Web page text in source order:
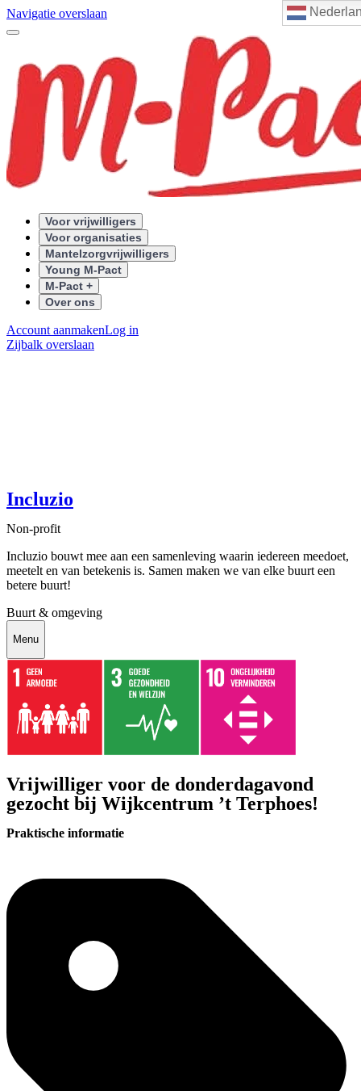
Navigatie overslaan
Voor vrijwilligers
Voor organisaties
Mantelzorgvrijwilligers
Young M-Pact
M-Pact +
Over ons
Account aanmakenLog in
Zijbalk overslaan
Incluzio
Non-profit
Incluzio bouwt mee aan een samenleving waarin iedereen meedoet,
meetelt en van betekenis is. Samen maken we van elke buurt een
betere buurt!
Buurt & omgeving
Menu
Vrijwilliger voor de donderdagavond
gezocht bij Wijkcentrum ’t Terphoes!
Praktische informatie